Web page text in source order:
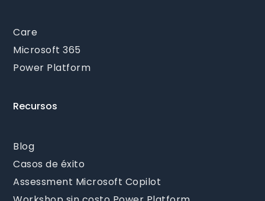
Care
Microsoft 365
Power Platform
Recursos
Blog
Casos de éxito
Assessment Microsoft Copilot